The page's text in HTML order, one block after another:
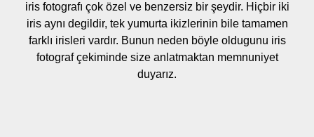
iris fotografı çok özel ve benzersiz bir şeydir. Hiçbir iki
iris aynı degildir, tek yumurta ikizlerinin bile tamamen
farklı irisleri vardır. Bunun neden böyle oldugunu iris
fotograf çekiminde size anlatmaktan memnuniyet
duyarız.